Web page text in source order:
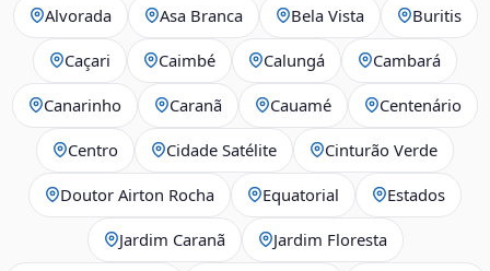
Alvorada Asa Branca Bela Vista Buritis
Caçari Caimbé Calungá Cambará
Canarinho Caranã Cauamé Centenário
Centro Cidade Satélite Cinturão Verde
Doutor Airton Rocha Equatorial Estados
Jardim Caranã Jardim Floresta